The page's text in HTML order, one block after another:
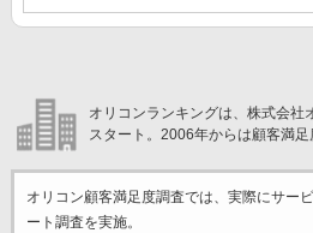
オリコンランキングは、株式会社
スタート。2006年からは顧客満足
オリコン顧客満足度調査では、実際にサー
ート調査を実施。